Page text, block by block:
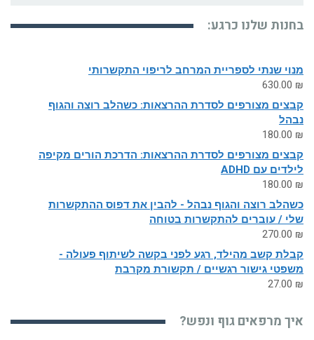
בחנות שלנו כרגע:
מנוי שנתי לספריית המרחב לריפוי התקשרותי
630.00 ₪
קבצים מצורפים לסדרת ההרצאות: כשהלב רוצה והגוף
נבהל
180.00 ₪
קבצים מצורפים לסדרת ההרצאות: הדרכת הורים מקיפה
לילדים עם ADHD
180.00 ₪
כשהלב רוצה והגוף נבהל - להבין את דפוס ההתקשרות
שלי / עוברים להתקשרות בטוחה
270.00 ₪
קבלת קשב מהילד, רגע לפני בקשה לשיתוף פעולה -
משפטי גישור רגשיים / תקשורת מקרבת
27.00 ₪
איך מרפאים גוף ונפש?